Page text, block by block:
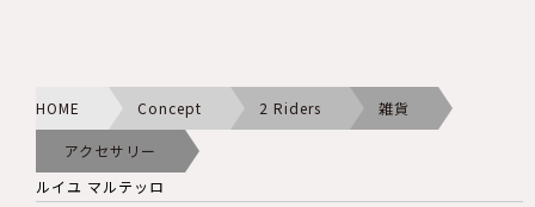
HOME Concept 2 Riders 雑貨
アクセサリー
ルイユ マルテッロ